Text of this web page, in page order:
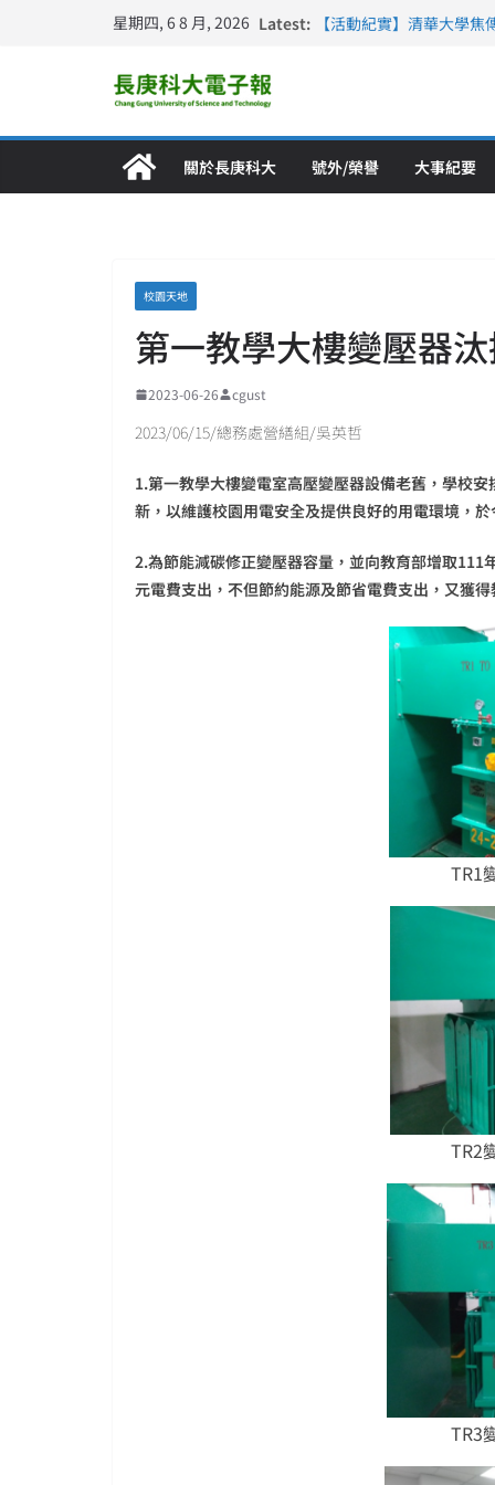
星期四, 6 8 月, 2026 Latest:
【活動紀實】清華大學
長庚科大護理系勇奪
特別獎 AI智慧照護與護理
關於長庚科大 號外/榮譽 大事紀要
校園天地
第一教學大樓變壓器
2023-06-26 cgust
2023/06/15/總務處營繕組/吳英哲
1.第一教學大樓變電室高壓變壓器設備老舊，學校
新，以維護校園用電安全及提供良好的用電環境，
2.為節能減碳修正變壓器容量，並向教育部增取
元電費支出，不但節約能源及節省電費支出，又獲
TR1
TR2
TR3